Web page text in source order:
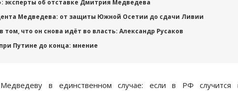
эксперты об отставке Дмитрия Медведева
Медведева: от защиты Южной Осетии до сдачи Ливии
том, что он снова идёт во власть: Александр Русаков
Путине до конца: мнение
в единственном случае: если в РФ случится